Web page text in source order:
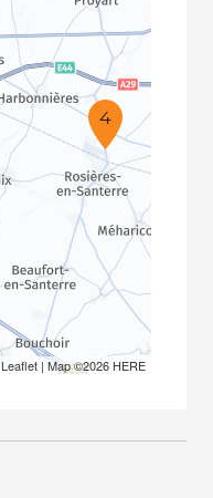
4
Leaflet| Map ©2026 HERE